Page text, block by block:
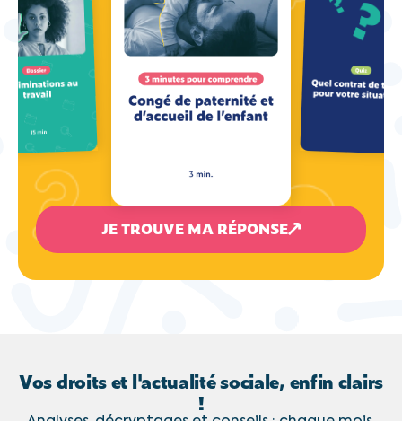
JE TROUVE MA RÉPONSE
Vos droits et l'actualité sociale, enfin clairs
!